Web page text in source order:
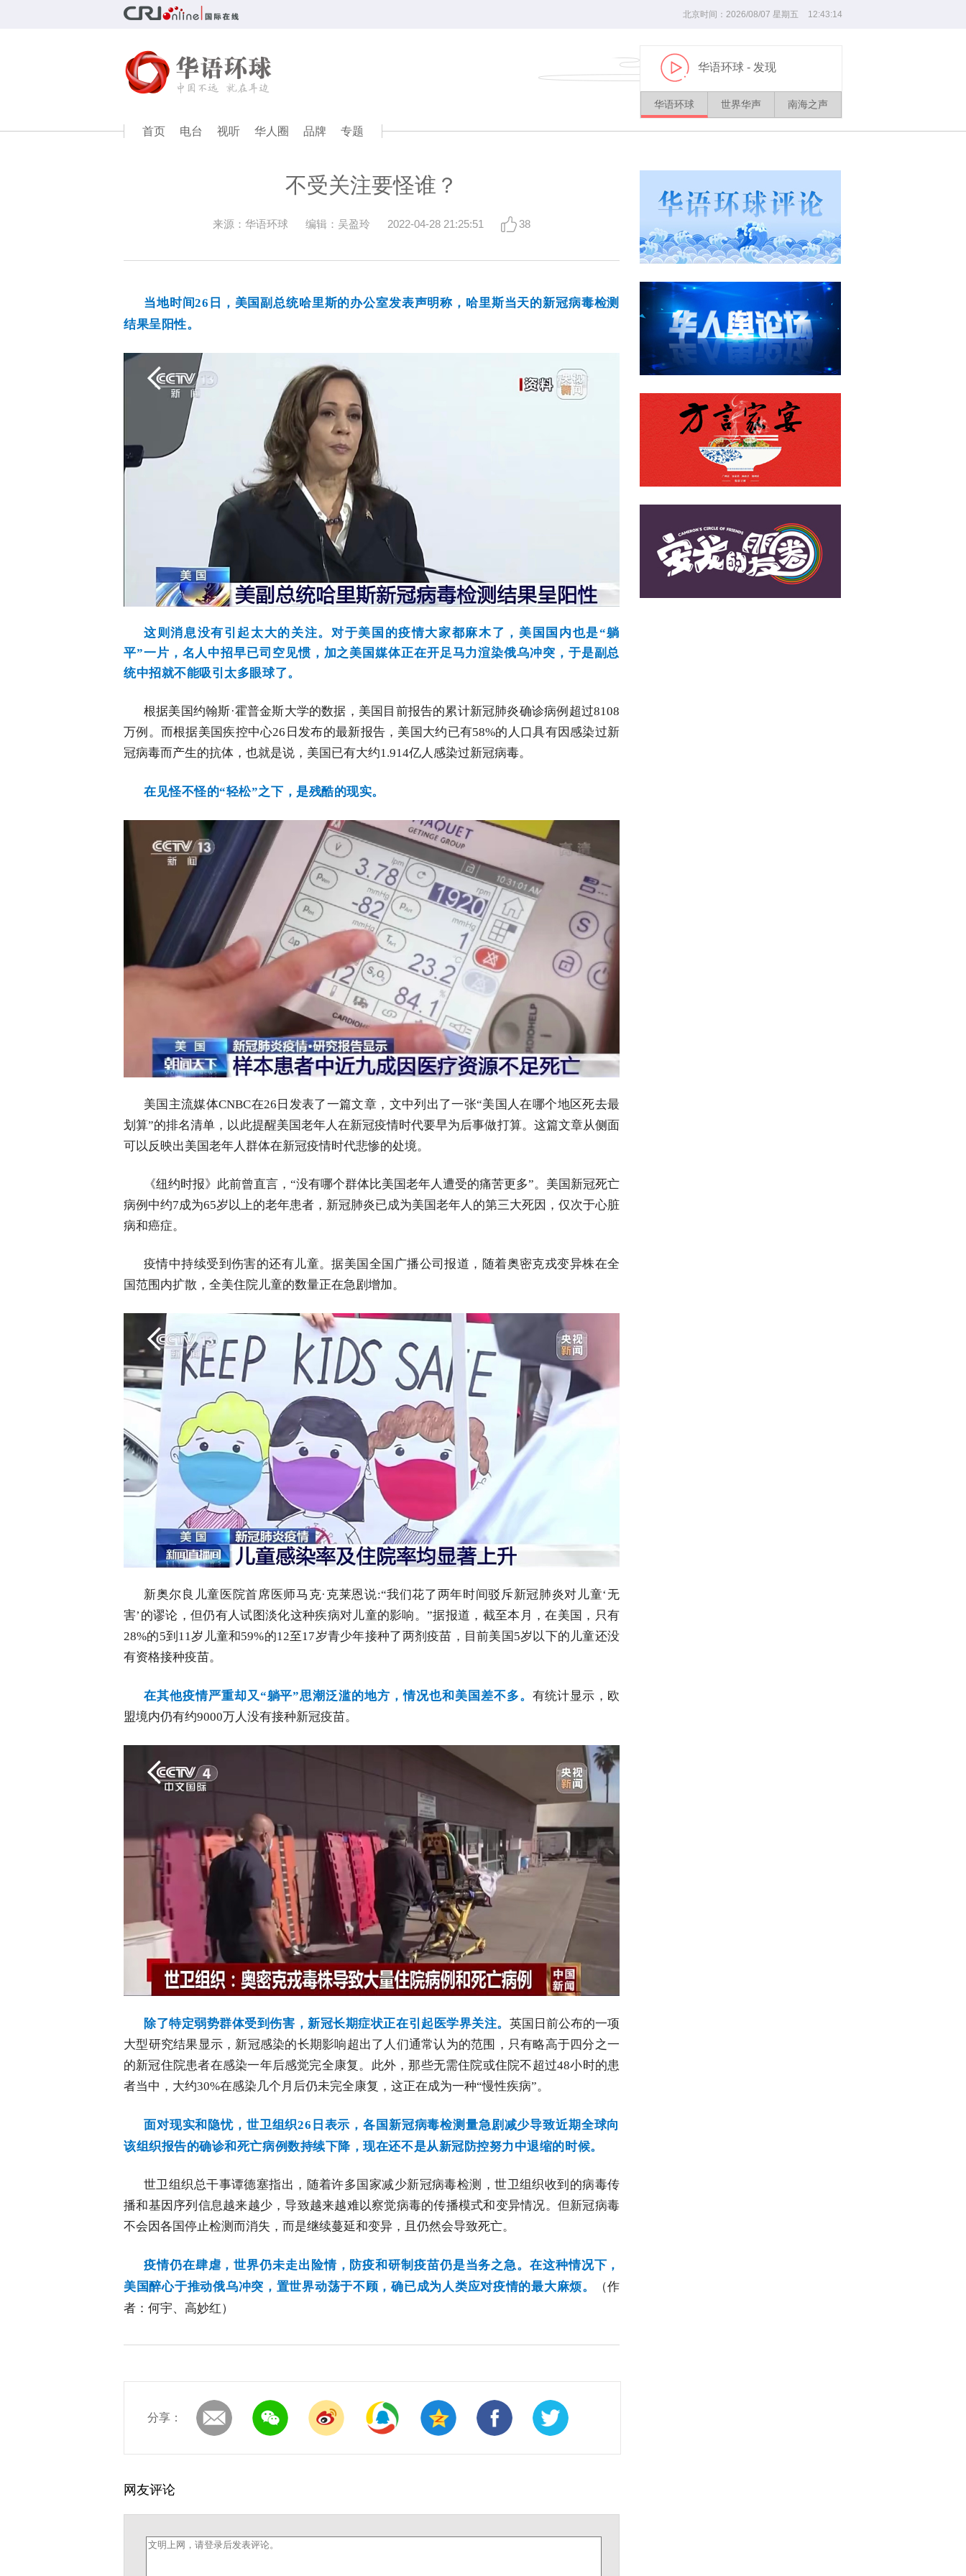
北京时间： 2026/08/07 星期五 12:43:15
播
放
华语环球 - 发现
华语环球 世界华声 南海之声
首页 电台 视听 华人圈 品牌 专题
不受关注要怪谁？
来源：华语环球 编辑：吴盈玲 2022-04-28 21:25:51 38
当地时间26日，美国副总统哈里斯的办公室发表声明称，哈里斯当天的新冠病毒检测
结果呈阳性。
这则消息没有引起太大的关注。对于美国的疫情大家都麻木了，美国国内也是“躺
平”一片，名人中招早已司空见惯，加之美国媒体正在开足马力渲染俄乌冲突，于是副总
统中招就不能吸引太多眼球了。
根据美国约翰斯·霍普金斯大学的数据，美国目前报告的累计新冠肺炎确诊病例超过8108
万例。而根据美国疾控中心26日发布的最新报告，美国大约已有58%的人口具有因感染过新
冠病毒而产生的抗体，也就是说，美国已有大约1.914亿人感染过新冠病毒。
在见怪不怪的“轻松”之下，是残酷的现实。
美国主流媒体CNBC在26日发表了一篇文章，文中列出了一张“美国人在哪个地区死去最
划算”的排名清单，以此提醒美国老年人在新冠疫情时代要早为后事做打算。这篇文章从侧面
可以反映出美国老年人群体在新冠疫情时代悲惨的处境。
《纽约时报》此前曾直言，“没有哪个群体比美国老年人遭受的痛苦更多”。美国新冠死亡
病例中约7成为65岁以上的老年患者，新冠肺炎已成为美国老年人的第三大死因，仅次于心脏
病和癌症。
疫情中持续受到伤害的还有儿童。据美国全国广播公司报道，随着奥密克戎变异株在全
国范围内扩散，全美住院儿童的数量正在急剧增加。
新奥尔良儿童医院首席医师马克·克莱恩说:“我们花了两年时间驳斥新冠肺炎对儿童‘无
害’的谬论，但仍有人试图淡化这种疾病对儿童的影响。”据报道，截至本月，在美国，只有
28%的5到11岁儿童和59%的12至17岁青少年接种了两剂疫苗，目前美国5岁以下的儿童还没
有资格接种疫苗。
在其他疫情严重却又“躺平”思潮泛滥的地方，情况也和美国差不多。 有统计显示，欧
盟境内仍有约9000万人没有接种新冠疫苗。
除了特定弱势群体受到伤害，新冠长期症状正在引起医学界关注。 英国日前公布的一项
大型研究结果显示，新冠感染的长期影响超出了人们通常认为的范围，只有略高于四分之一
的新冠住院患者在感染一年后感觉完全康复。此外，那些无需住院或住院不超过48小时的患
者当中，大约30%在感染几个月后仍未完全康复，这正在成为一种“慢性疾病”。
面对现实和隐忧，世卫组织26日表示，各国新冠病毒检测量急剧减少导致近期全球向
该组织报告的确诊和死亡病例数持续下降，现在还不是从新冠防控努力中退缩的时候。
世卫组织总干事谭德塞指出，随着许多国家减少新冠病毒检测，世卫组织收到的病毒传
播和基因序列信息越来越少，导致越来越难以察觉病毒的传播模式和变异情况。但新冠病毒
不会因各国停止检测而消失，而是继续蔓延和变异，且仍然会导致死亡。
疫情仍在肆虐，世界仍未走出险情，防疫和研制疫苗仍是当务之急。在这种情况下，
美国醉心于推动俄乌冲突，置世界动荡于不顾，确已成为人类应对疫情的最大麻烦。
（作
者：何宇、高妙红）
分享：
网友评论